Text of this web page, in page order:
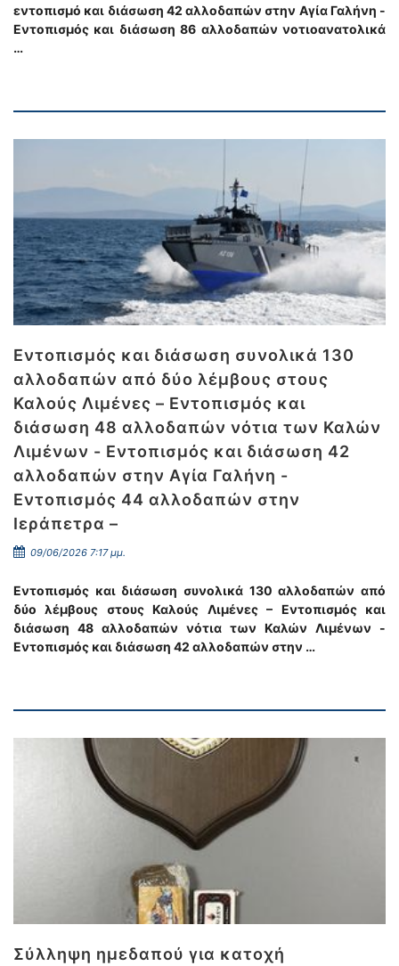
εντοπισμό και διάσωση 42 αλλοδαπών στην Αγία Γαλήνη -
Εντοπισμός και διάσωση 86 αλλοδαπών νοτιοανατολικά
…
Εντοπισμός και διάσωση συνολικά 130
αλλοδαπών από δύο λέμβους στους
Καλούς Λιμένες – Εντοπισμός και
διάσωση 48 αλλοδαπών νότια των Καλών
Λιμένων - Εντοπισμός και διάσωση 42
αλλοδαπών στην Αγία Γαλήνη -
Εντοπισμός 44 αλλοδαπών στην
Ιεράπετρα –
09/06/2026 7:17 μμ.
Εντοπισμός και διάσωση συνολικά 130 αλλοδαπών από
δύο λέμβους στους Καλούς Λιμένες – Εντοπισμός και
διάσωση 48 αλλοδαπών νότια των Καλών Λιμένων -
Εντοπισμός και διάσωση 42 αλλοδαπών στην …
Σύλληψη ημεδαπού για κατοχή